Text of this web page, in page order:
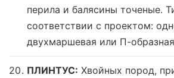
перила и балясины точеные.
соответствии с проектом:
двухмаршевая или П-
ПЛИНТУС: Хвойных пород,